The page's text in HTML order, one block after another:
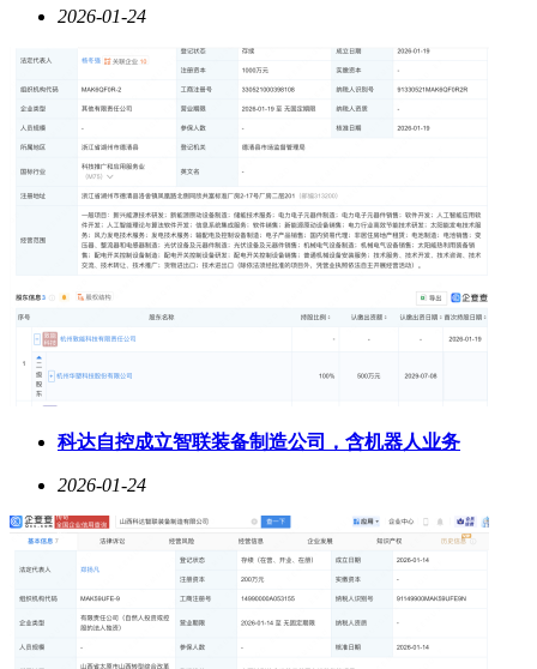
2026-01-24
科达自控成立智联装备制造公司，含机器人业务
2026-01-24